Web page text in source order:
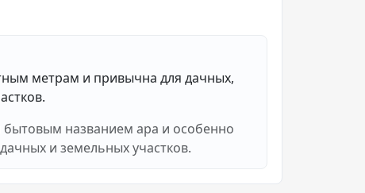
метрам и привычна для дачных,
бытовым названием ара и особенно
и земельных участков.